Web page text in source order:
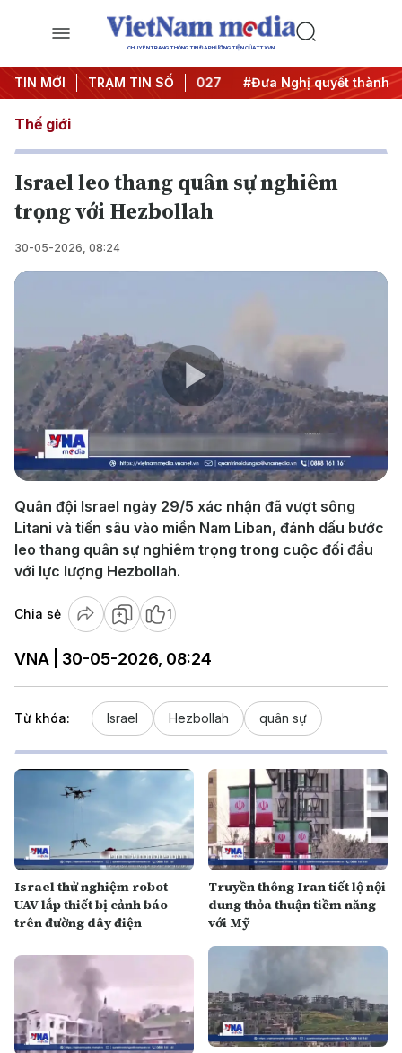
CHUYÊN TRANG THÔNG TIN ĐA PHƯƠNG TIỆN CỦA TTXVN
TIN MỚI TRẠM TIN SỐ
Trung ương 3 #APEC 2027 #Đưa Nghị quyết thành
Thế giới
Israel leo thang quân sự nghiêm
trọng với Hezbollah
30-05-2026, 08:24
Play
Video
Quân đội Israel ngày 29/5 xác nhận đã vượt sông
Litani và tiến sâu vào miền Nam Liban, đánh dấu bước
leo thang quân sự nghiêm trọng trong cuộc đối đầu
với lực lượng Hezbollah.
Chia sẻ 1
VNA | 30-05-2026, 08:24
Từ khóa: Israel Hezbollah quân sự
Israel thử nghiệm robot
UAV lắp thiết bị cảnh báo
trên đường dây điện
Truyền thông Iran tiết lộ nội
dung thỏa thuận tiềm năng
với Mỹ